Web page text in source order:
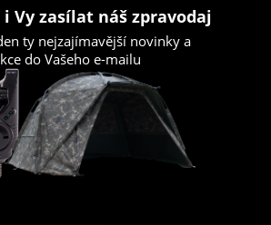
Vy zasílat náš zpravodaj
ty nejzajímavější novinky a
do Vašeho e-mailu